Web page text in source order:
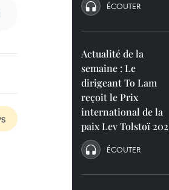
ÉCOUTER
Actualité de la
semaine : Le
dirigeant To Lam
reçoit le Prix
international de la
paix Lev Tolstoï
ÉCOUTER